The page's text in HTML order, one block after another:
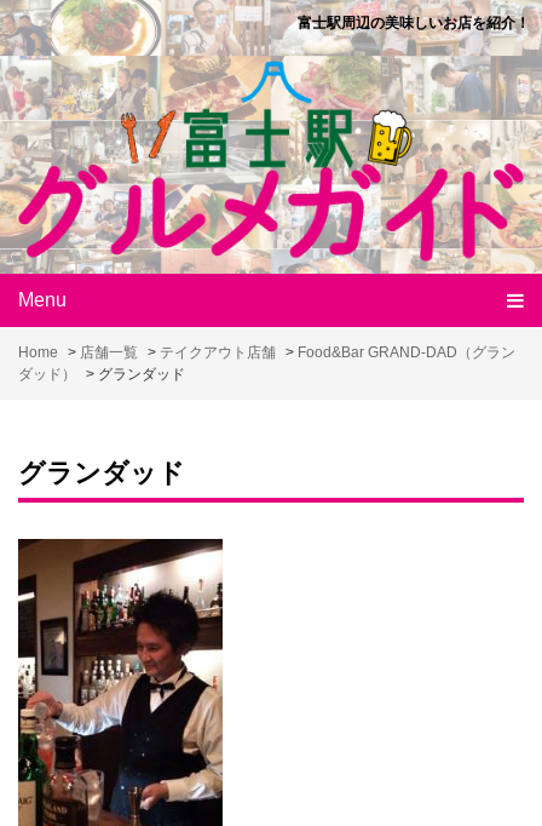
Skip
to
content
富士駅周辺の美味しいお店を紹介！
Menu
Home > 店舗一覧 > テイクアウト店舗 > Food&Bar GRAND-DAD（グラン
ダッド）
> グランダッド
グランダッド